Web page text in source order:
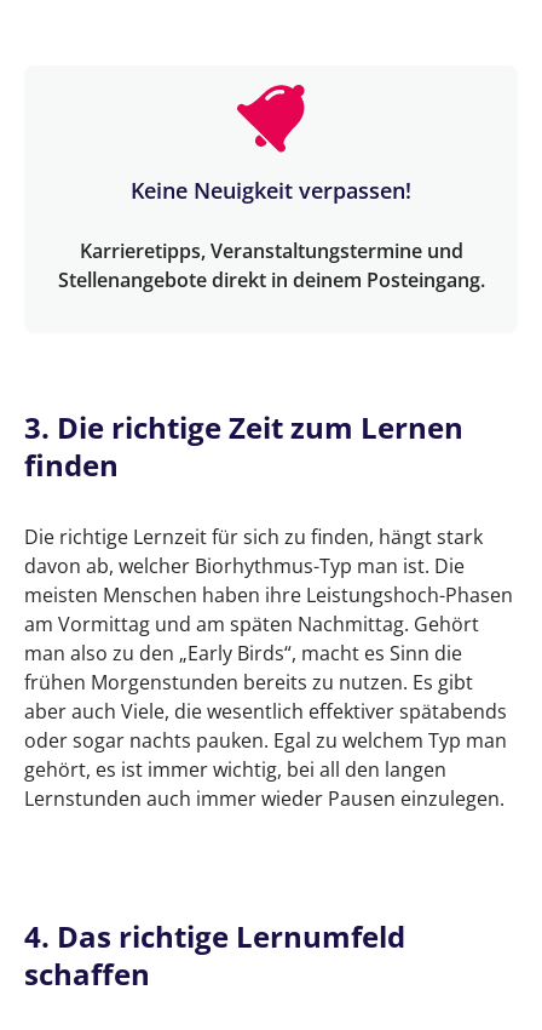
Keine Neuigkeit verpassen!
Karrieretipps, Veranstaltungstermine und
Stellenangebote direkt in deinem Posteingang.
3. Die richtige Zeit zum Lernen
finden
Die richtige Lernzeit für sich zu finden, hängt stark
davon ab, welcher Biorhythmus-Typ man ist. Die
meisten Menschen haben ihre Leistungshoch-Phasen
am Vormittag und am späten Nachmittag. Gehört
man also zu den „Early Birds“, macht es Sinn die
frühen Morgenstunden bereits zu nutzen. Es gibt
aber auch Viele, die wesentlich effektiver spätabends
oder sogar nachts pauken. Egal zu welchem Typ man
gehört, es ist immer wichtig, bei all den langen
Lernstunden auch immer wieder Pausen einzulegen.
4. Das richtige Lernumfeld
schaffen